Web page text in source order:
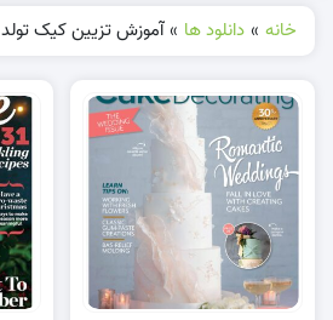
خانه » دانلود ها » آموزش تزیین کیک تولد